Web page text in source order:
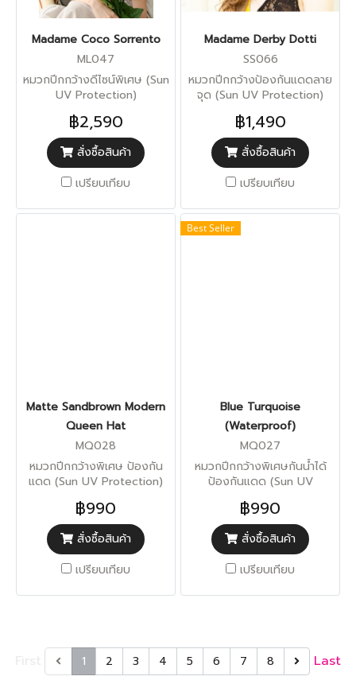
Madame Coco Sorrento
ML047
หมวกปีกกว้างดีไซน์พิเศษ (Sun
UV Protection)
฿2,590
สั่งซื้อสินค้า
เปรียบเทียบ
Madame Derby Dotti
SS066
หมวกปีกกว้างป้องกันแดดลาย
จุด (Sun UV Protection)
฿1,490
สั่งซื้อสินค้า
เปรียบเทียบ
Matte Sandbrown Modern
Queen Hat
MQ028
หมวกปีกกว้างพิเศษ ป้องกัน
แดด (Sun UV Protection)
฿990
สั่งซื้อสินค้า
เปรียบเทียบ
Best Seller
Blue Turquoise
(Waterproof)
MQ027
หมวกปีกกว้างพิเศษกันน้ำได้
ป้องกันแดด (Sun UV
฿990
สั่งซื้อสินค้า
เปรียบเทียบ
1 2 3 4 5 6 7 8 Last